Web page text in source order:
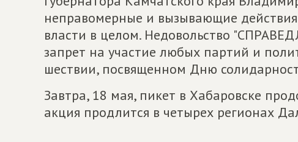
неправомерные и вызывающие
власти в целом. Недовольство
запрет на участие любых партий и
шествии, посвященном Дню
Завтра, 18 мая, пикет в Хабаровске
акция продлится в четырех регионах